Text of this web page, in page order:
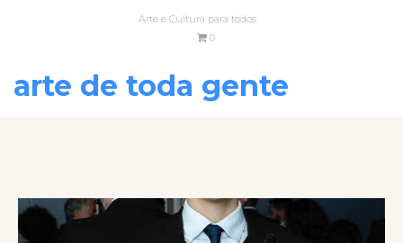
Arte e Cultura para todos
0
arte de toda gente
VOLTAR